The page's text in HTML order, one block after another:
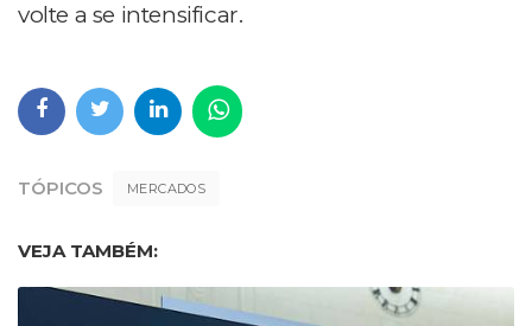
volte a se intensificar.
TÓPICOS MERCADOS
VEJA TAMBÉM: